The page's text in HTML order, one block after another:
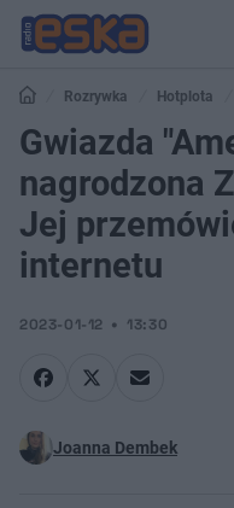
Rozrywka Hotplota
Globem. Jej przemówienie to hit
Gwiazda
nagrodzona
Jej
internetu
2023-01-12 13:30
Joanna Dembek